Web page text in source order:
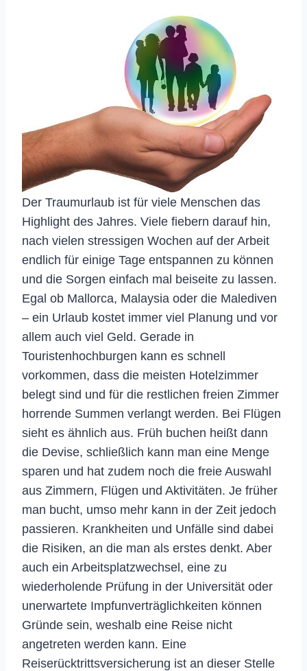
Der Traumurlaub ist für viele Menschen das
Highlight des Jahres. Viele fiebern darauf hin,
nach vielen stressigen Wochen auf der Arbeit
endlich für einige Tage entspannen zu können
und die Sorgen einfach mal beiseite zu lassen.
Egal ob Mallorca, Malaysia oder die Malediven
– ein Urlaub kostet immer viel Planung und vor
allem auch viel Geld. Gerade in
Touristenhochburgen kann es schnell
vorkommen, dass die meisten Hotelzimmer
belegt sind und für die restlichen freien Zimmer
horrende Summen verlangt werden. Bei Flügen
sieht es ähnlich aus. Früh buchen heißt dann
die Devise, schließlich kann man eine Menge
sparen und hat zudem noch die freie Auswahl
aus Zimmern, Flügen und Aktivitäten. Je früher
man bucht, umso mehr kann in der Zeit jedoch
passieren. Krankheiten und Unfälle sind dabei
die Risiken, an die man als erstes denkt. Aber
auch ein Arbeitsplatzwechsel, eine zu
wiederholende Prüfung in der Universität oder
unerwartete Impfunverträglichkeiten können
Gründe sein, weshalb eine Reise nicht
angetreten werden kann. Eine
Reiserücktrittsversicherung ist an dieser Stelle